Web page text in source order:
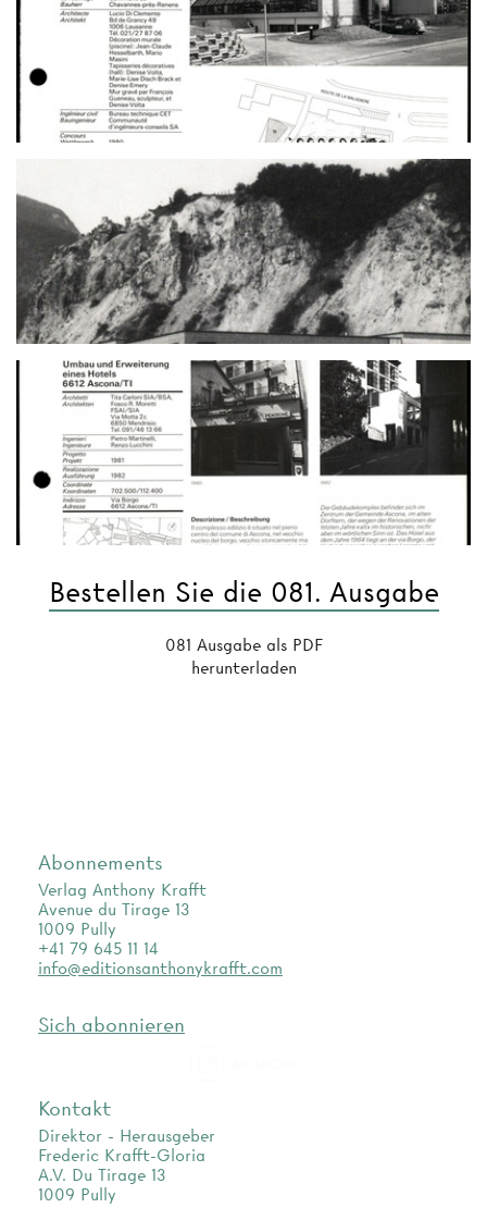
Bestellen Sie die 081. Ausgabe
081 Ausgabe als PDF
herunterladen
Abonnements
Verlag Anthony Krafft
Avenue du Tirage 13
1009 Pully
+41 79 645 11 14
info@editionsanthonykrafft.com
Sich abonnieren
Kontakt
Direktor - Herausgeber
Frederic Krafft-Gloria
A.V. Du Tirage 13
1009 Pully